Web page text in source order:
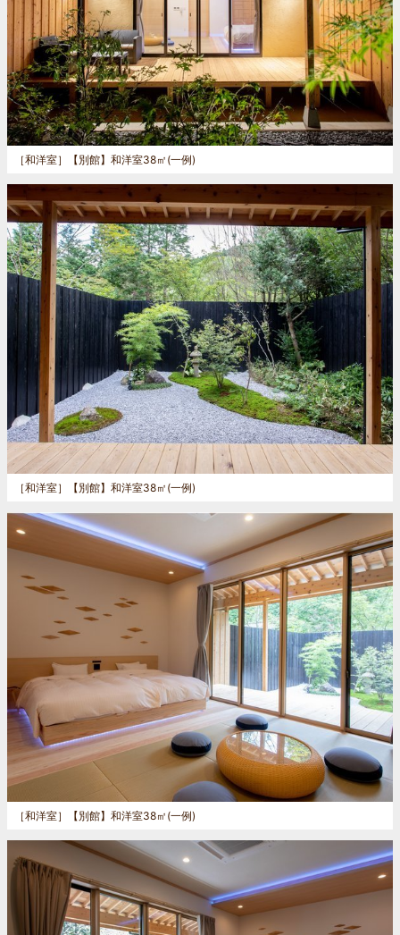
［和洋室］ 【別館】和洋室38㎡(一例)
［和洋室］ 【別館】和洋室38㎡(一例)
［和洋室］ 【別館】和洋室38㎡(一例)